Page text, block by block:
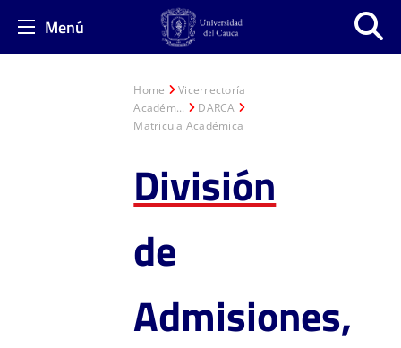
Menú
Home
Vicerrectoría
Académ...
DARCA
Matricula Académica
División
de
Admisiones,